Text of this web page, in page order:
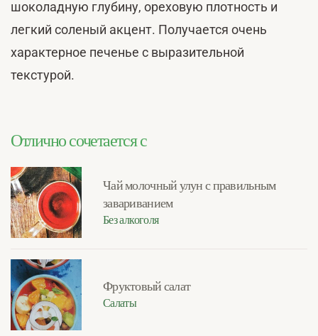
шоколадную глубину, ореховую плотность и
легкий соленый акцент. Получается очень
характерное печенье с выразительной
текстурой.
Отлично сочетается с
Чай молочный улун с правильным
завариванием
Без алкоголя
Фруктовый салат
Салаты